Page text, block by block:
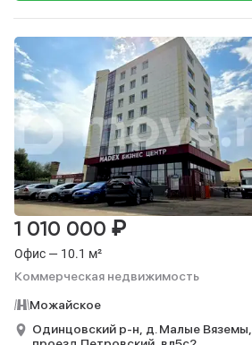
Офис — 10.1 м²
Коммерческая недвижимость
1 010 000 ₽
Можайское
Одинцовский р-н, д. Малые Вяземы,